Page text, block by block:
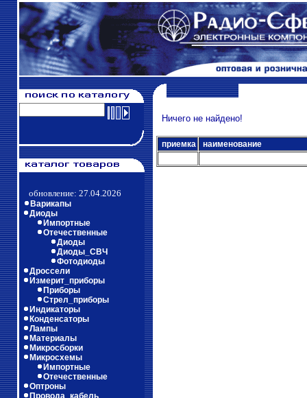
обновление: 27.04.2026
Варикапы
Диоды
Импортные
Отечественные
Диоды
Диоды_СВЧ
Фотодиоды
Дроссели
Измерит_приборы
Приборы
Стрел_приборы
Индикаторы
Конденсаторы
Лампы
Материалы
Микросборки
Микросхемы
Импортные
Отечественные
Оптроны
Провода_кабель
Ничего не найдено!
приемка наименование